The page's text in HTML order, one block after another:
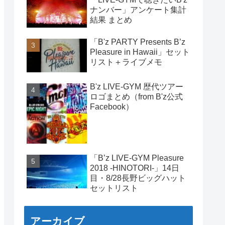
ナンバー」アンケート集計
結果 まとめ
「B'z PARTY Presents B’z
Pleasure in Hawaii」セット
リスト＋ライブメモ
B'z LIVE-GYM 歴代ツアー
ロゴまとめ（from B'z公式
Facebook）
「B’z LIVE-GYM Pleasure
2018 -HINOTORI-」14日
目・8/28長野ビッグハット
セットリスト
アーカイブ